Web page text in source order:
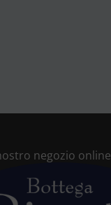
negozio online